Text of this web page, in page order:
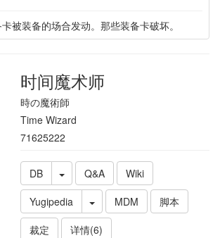
被装备的场合发动。那些装备卡破坏。
时间魔术师
時の魔術師
Time Wizard
71625222
DB Q&A
Wiki
Yugipedia
MDM
脚本
裁定
详情(6)